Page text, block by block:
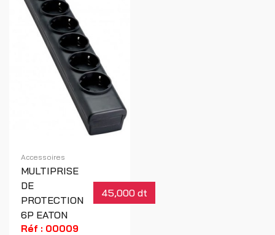
Accessoires
MULTIPRISE
DE
PROTECTION
6P EATON
45,000 dt
Réf : 00009